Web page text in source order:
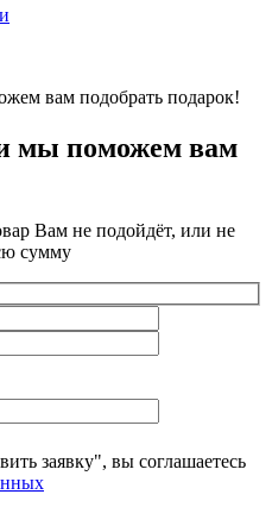
мы поможем вам
Вам не подойдёт, или не
сумму
заявку", вы соглашаетесь